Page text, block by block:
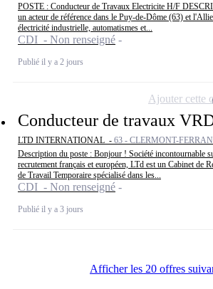
POSTE : Conducteur de Travaux Electricite H/F
un acteur de référence dans le Puy-de-Dôme (63) et
électricité industrielle, automatismes et...
CDI - Non renseigné
Publié il y a 2 jours
Conducteur de travaux
LTD INTERNATIONAL - 63 - CLERMONT-
Description du poste : Bonjour ! Société incontournable
recrutement français et européen, LTd est un Cabinet de
de Travail Temporaire spécialisé dans les...
CDI - Non renseigné
Publié il y a 3 jours
Ajouter cette
Afficher les 20 offres